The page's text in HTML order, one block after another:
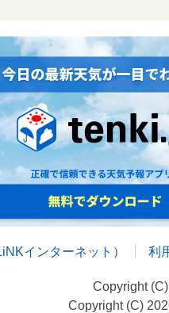
インターネット ） 利
Copyright
Copyright (C)